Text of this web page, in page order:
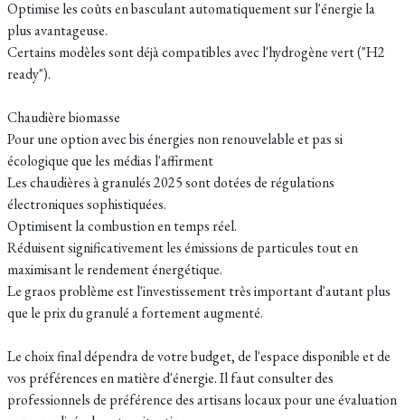
Optimise les coûts en basculant automatiquement sur l'énergie la
plus avantageuse.
Certains modèles sont déjà compatibles avec l'hydrogène vert ("H2
ready").
Chaudière biomasse
Pour une option avec bis énergies non renouvelable et pas si
écologique que les médias l'affirment
Les chaudières à granulés 2025 sont dotées de régulations
électroniques sophistiquées.
Optimisent la combustion en temps réel.
Réduisent significativement les émissions de particules tout en
maximisant le rendement énergétique.
Le graos problème est l'investissement très important d'autant plus
que le prix du granulé a fortement augmenté.
Le choix final dépendra de votre budget, de l'espace disponible et de
vos préférences en matière d'énergie. Il faut consulter des
professionnels de préférence des artisans locaux pour une évaluation